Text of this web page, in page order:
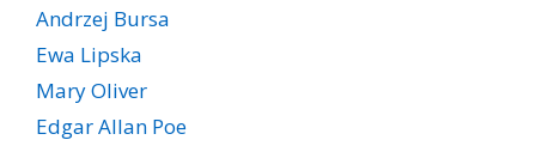
Andrzej Bursa
Ewa Lipska
Mary Oliver
Edgar Allan Poe